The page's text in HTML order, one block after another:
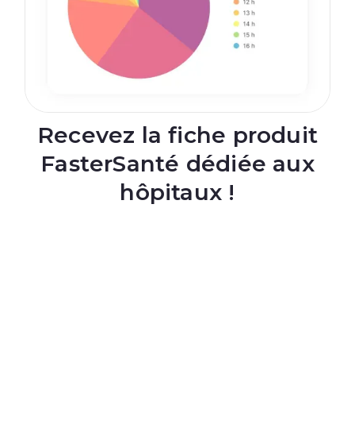
Recevez la fiche produit
FasterSanté dédiée aux
hôpitaux !